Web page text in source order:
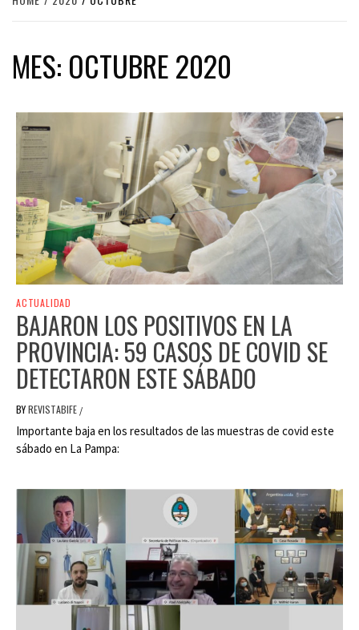
MES: OCTUBRE 2020
ACTUALIDAD
BAJARON LOS POSITIVOS EN LA
PROVINCIA: 59 CASOS DE COVID SE
DETECTARON ESTE SÁBADO
BYREVISTABIFE /
Importante baja en los resultados de las muestras de covid este
sábado en La Pampa: